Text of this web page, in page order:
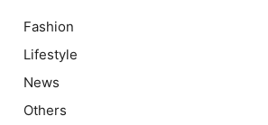
Fashion
Lifestyle
News
Others